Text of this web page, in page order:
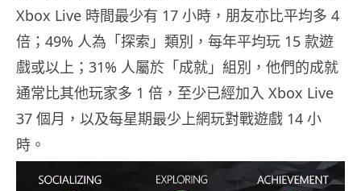
Xbox Live 時間最少有 17 小時，朋友亦比平均多 4
倍；49% 人為「探索」類別，每年平均玩 15 款遊
戲或以上；31% 人屬於「成就」組別，他們的成就
通常比其他玩家多 1 倍，至少已經加入 Xbox Live
37 個月，以及每星期最少上網玩對戰遊戲 14 小
時。